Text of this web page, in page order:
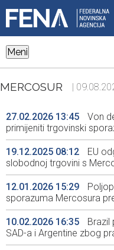
Meni
MERCOSUR |
27.02.2026 13:45
Von
primijeniti trgovinski
19.12.2025 08:12
EU
slobodnoj trgovini s
12.01.2026 15:29
sporazuma Mercosura
10.02.2026 16:35
Brazil
SAD-a i Argentine zbog